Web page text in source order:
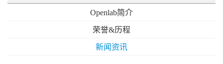
Openlab简介
荣誉&历程
新闻资讯